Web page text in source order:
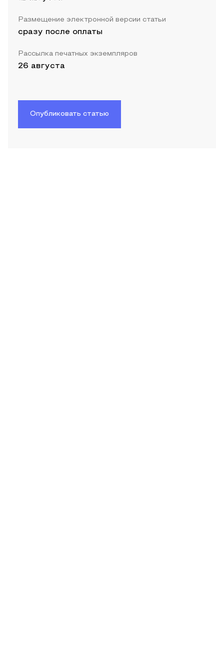
Размещение электронной версии статьи
сразу после оплаты
Рассылка печатных экземпляров
26 августа
Опубликовать статью